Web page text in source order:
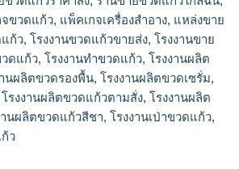
ดเซรั่ม, โรงงานผลิตขวดแก้ว, โรงงานผลิต
นผลิตขวดแก้วรองพื้น, โรงงานผลิตขวด
วดแก้ว, โรงงานแพ็คเกจขวดแก้ว
จขวดแก้ว, แพ็คเกจเครื่องสำอาง, แหล่งขาย
แก้ว, โรงงานขวดแก้วขายส่ง, โรงงานขาย
วดแก้ว, โรงงานทําขวดแก้ว, โรงงานผลิต
นผลิตขวดรองพื้น, โรงงานผลิตขวดเซรั่ม,
โรงงานผลิตขวดแก้วตามสั่ง, โรงงานผลิต
านผลิตขวดแก้วสีชา, โรงงานเป่าขวดแก้ว,
ว